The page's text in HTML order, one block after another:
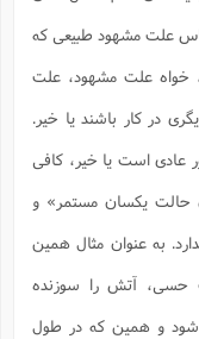
علت مشهود طبیعی که
علت مشهود، علت
در کار باشند یا خیر.
عادی است یا خیر، کافی
حالت یکسان مستمر» و
به عنوان مثال همین
حسی، آتش را سوزنده
و همین که در طول